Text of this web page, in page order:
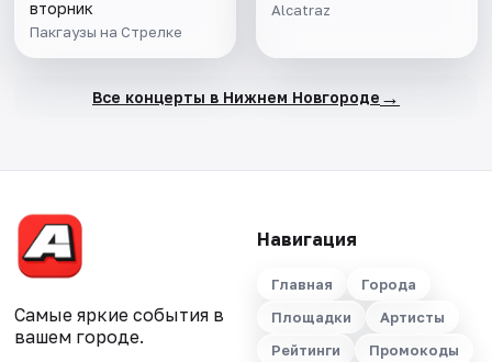
вторник
Пакгаузы на Стрелке
Alcatraz
Все концерты в Нижнем Новгороде →
Самые яркие события в
вашем городе.
Навигация
Главная
Города
Площадки
Артисты
Рейтинги
Промокоды